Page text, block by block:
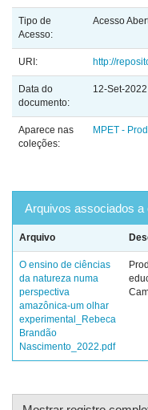
Tipo de
Acesso:
Acesso
URI: http://
Data do
documento:
12-Set-2022
Aparece nas
coleções:
MPET -
Arquivos associados a
Arquivo
O ensino de ciências
da natureza numa
perspectiva
amazônica-um olhar
experimental_Rebeca
Brandão
Nascimento_2022.pdf